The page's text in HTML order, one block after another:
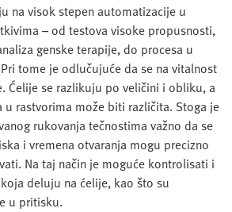
na visok stepen automatizacije u
– od testova visoke propusnosti,
genske terapije, do procesa u
tome je odlučujuće da se na vitalnost
Ćelije se razlikuju po veličini i obliku, a
u rastvorima može biti različita. Stoga je
rukovanja tečnostima važno da se
i vremena otvaranja mogu precizno
Na taj način je moguće kontrolisati i
deluju na ćelije, kao što su
u pritisku.